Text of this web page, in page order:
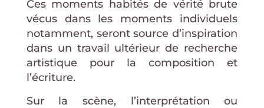
Ces moments habités de vérité brute
vécus dans les moments individuels
notamment, seront source d’inspiration
dans un travail ultérieur de recherche
artistique pour la composition et
l’écriture.
Sur la scène, l’interprétation ou